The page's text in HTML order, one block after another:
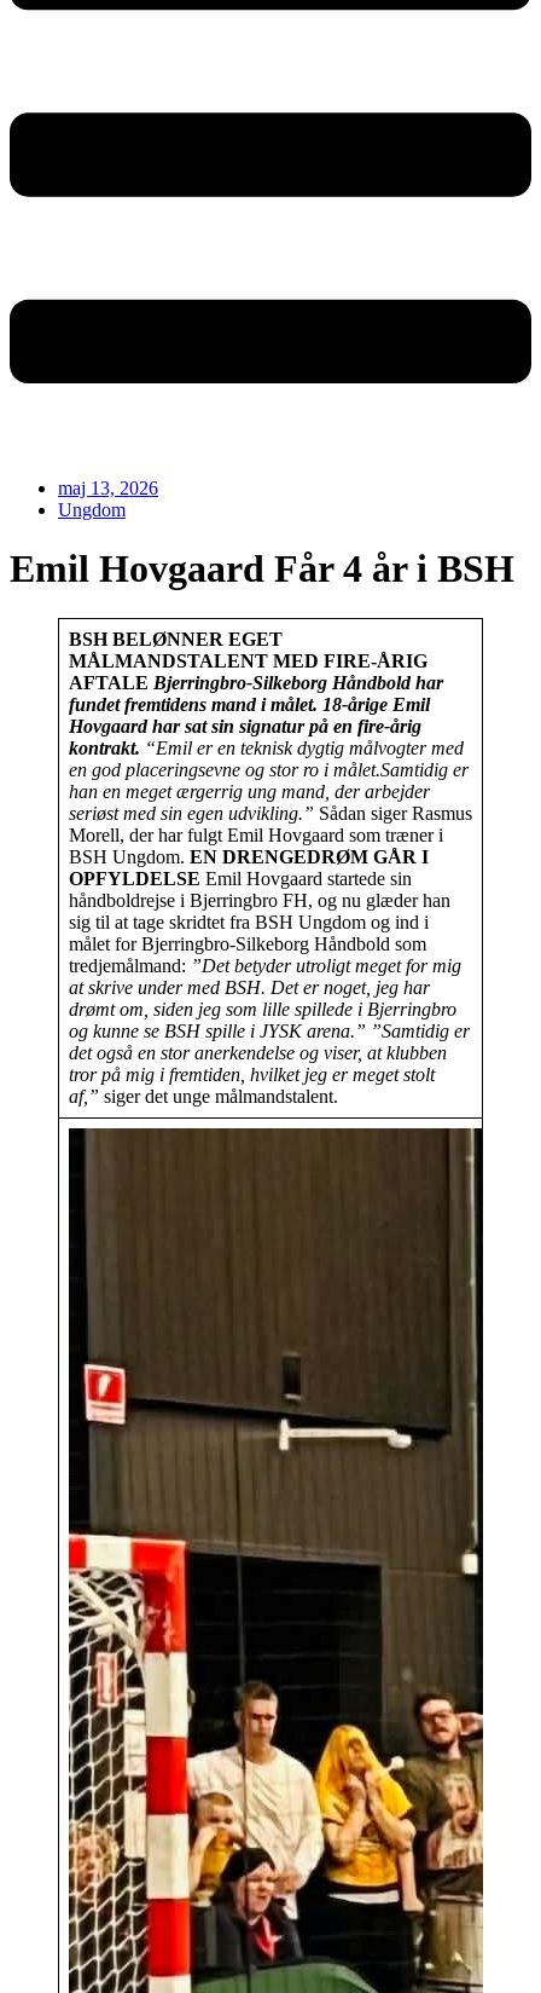
maj 13, 2026
Ungdom
Emil Hovgaard Får 4 år i BSH
BSH BELØNNER EGET
MÅLMANDSTALENT MED FIRE-ÅRIG
AFTALE Bjerringbro-Silkeborg Håndbold har
fundet fremtidens mand i målet. 18-årige Emil
Hovgaard har sat sin signatur på en fire-årig
kontrakt. “Emil er en teknisk dygtig målvogter med
en god placeringsevne og stor ro i målet.Samtidig er
han en meget ærgerrig ung mand, der arbejder
seriøst med sin egen udvikling.” Sådan siger Rasmus
Morell, der har fulgt Emil Hovgaard som træner i
BSH Ungdom. EN DRENGEDRØM GÅR I
OPFYLDELSE Emil Hovgaard startede sin
håndboldrejse i Bjerringbro FH, og nu glæder han
sig til at tage skridtet fra BSH Ungdom og ind i
målet for Bjerringbro-Silkeborg Håndbold som
tredjemålmand: ”Det betyder utroligt meget for mig
at skrive under med BSH. Det er noget, jeg har
drømt om, siden jeg som lille spillede i Bjerringbro
og kunne se BSH spille i JYSK arena.” ”Samtidig er
det også en stor anerkendelse og viser, at klubben
tror på mig i fremtiden, hvilket jeg er meget stolt
af,” siger det unge målmandstalent.